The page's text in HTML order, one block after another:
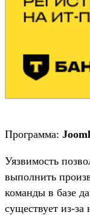
Программа:
Уязвимость
выполнить
команды в базе
существует из-за